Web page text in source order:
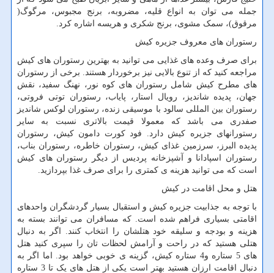
جمله می توان به انواع قلیه، مضروبه، برنج مجبوس، مرگوگ(
مرقوق)، سمک مشوی، برنج شکری و هریسه اشاره کرد.
رستوران های معروف جزیره کیش
برای صرف وعده های غذایی می توانید به بهترین رستوران های کیش
مراجعه کنید که از تنوع بالایی نیز برخوردار هستند. برخی از رستوران
های مطرح کیش شامل رستوران های کوه نور، نهنگ سفید، نقش
جهان، پدیده شاندیز، رویال استار، پایاب، رستوران توتی فروتی،
رستوران بین المللی سالود با موسیقی زنده، رستوران لوکس شاندیز
صفدری می باشد که معمولا قیمت بالاتری نسبت به سایر
رستورانهای جزیره کیش دارد. فود کورت دامون کیش، رستوران
پدیده البرز، سرزمین غذای کیش، رستوران خاطره، رستوران بناب،
رستوران اسپادانا و آشپزخانه پردیس از دیگر رستوران های کیش
است که می توانید هزینه ی کمتری را برای صرف غذا بپردازید.
هتل و محل اقامت در کیش
با توجه به جذابیت جزیره کیش و استقبال بسیار گردشگران واحدهای
اقامتی بسیاری فراهم شده است. که مسافران می توانند بسته به
هزینه و بودجه و سلیقه خود هتلشان را انتخاب کنند. اگر به دنبال
هتلی هستید که در راحت و آرامش لحظات تان را سپری کنید هتل
های 5 ستاره و4 ستاره کیش، گزینه ی خوبی خواهد بود. اما اگر به
دنبال اقامت ارزان هستید بهتر است یکی از هتل های یک تا 3 ستاره